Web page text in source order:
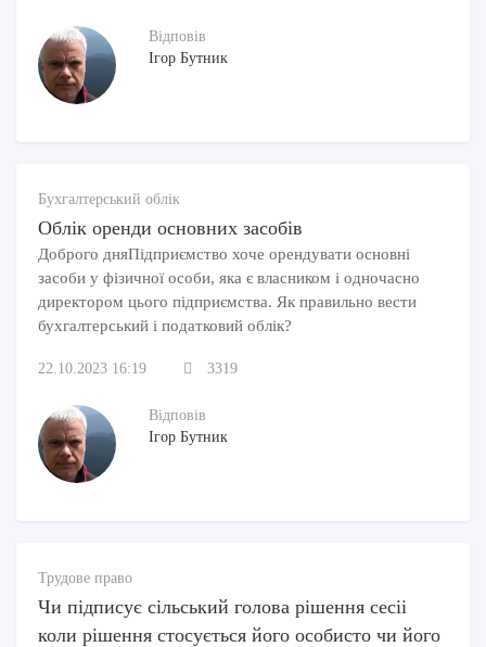
Відповів
Ігор Бутник
Бухгалтерський облік
Облік оренди основних засобів
Доброго дняПідприємство хоче орендувати основні
засоби у фізичної особи, яка є власником і одночасно
директором цього підприємства. Як правильно вести
бухгалтерський і податковий облік?
22.10.2023 16:19 3319
Відповів
Ігор Бутник
Трудове право
Чи підписує сільський голова рішення сесіі
коли рішення стосується його особисто чи його